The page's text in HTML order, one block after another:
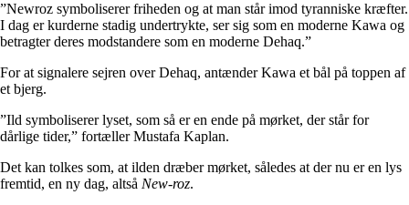
”Newroz symboliserer friheden og at man står imod tyranniske kræfter.
I dag er kurderne stadig undertrykte, ser sig som en moderne Kawa og
betragter deres modstandere som en moderne Dehaq.”
For at signalere sejren over Dehaq, antænder Kawa et bål på toppen af
et bjerg.
”Ild symboliserer lyset, som så er en ende på mørket, der står for
dårlige tider,” fortæller Mustafa Kaplan.
Det kan tolkes som, at ilden dræber mørket, således at der nu er en lys
fremtid, en ny dag, altså New-roz.